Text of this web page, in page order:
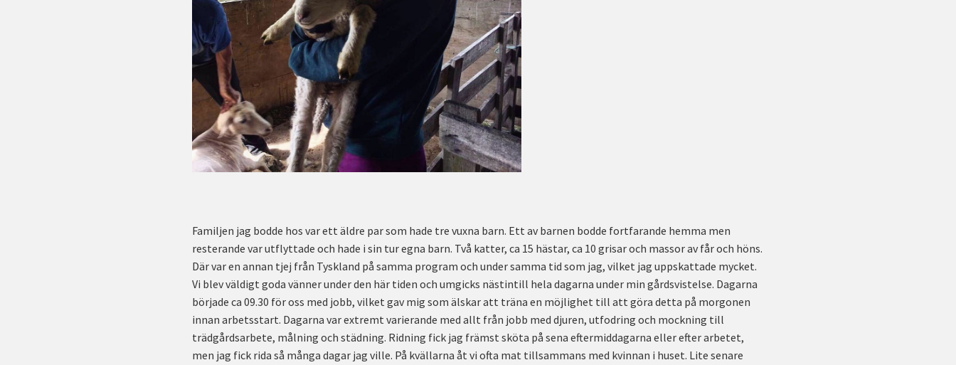
Familjen jag bodde hos var ett äldre par som hade tre vuxna barn. Ett av barnen bodde fortfarande hemma men
resterande var utflyttade och hade i sin tur egna barn. Två katter, ca 15 hästar, ca 10 grisar och massor av får och höns.
Där var en annan tjej från Tyskland på samma program och under samma tid som jag, vilket jag uppskattade mycket.
Vi blev väldigt goda vänner under den här tiden och umgicks nästintill hela dagarna under min gårdsvistelse. Dagarna
började ca 09.30 för oss med jobb, vilket gav mig som älskar att träna en möjlighet till att göra detta på morgonen
innan arbetsstart. Dagarna var extremt varierande med allt från jobb med djuren, utfodring och mockning till
trädgårdsarbete, målning och städning. Ridning fick jag främst sköta på sena eftermiddagarna eller efter arbetet,
men jag fick rida så många dagar jag ville. På kvällarna åt vi ofta mat tillsammans med kvinnan i huset. Lite senare